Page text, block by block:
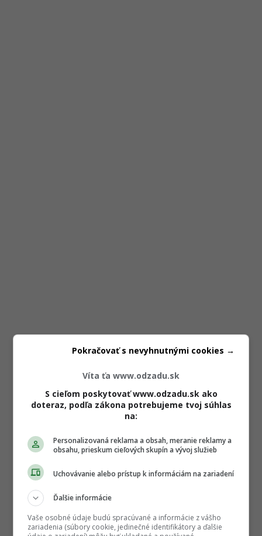
Víta ťa www.odzadu.sk
S cieľom poskytovať www.odzadu.sk ako
doteraz, podľa zákona potrebujeme tvoj súhlas
na:
Personalizovaná reklama a obsah, meranie reklamy a
obsahu, prieskum cieľových skupín a vývoj služieb
Uchovávanie alebo prístup k informáciám na zariadení
Ďalšie informácie
Vaše osobné údaje budú spracúvané a informácie z vášho
zariadenia (súbory cookie, jedinečné identifikátory a ďalšie
Pokračovať s nevyhnutnými cookies →